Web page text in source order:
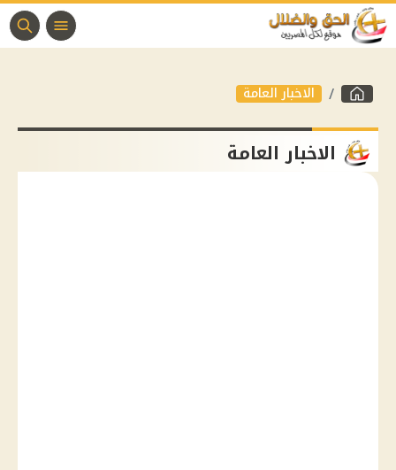
الاخبار العامة
الاخبار العامة